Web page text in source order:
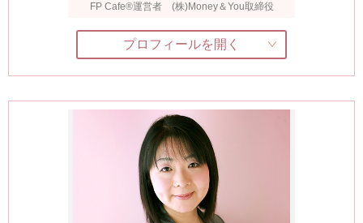
FP Cafe®運営者 (株)Money＆You取締役
プロフィールを開く